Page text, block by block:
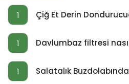
1 Çiğ Et Derin
1 Davlumbaz filtresi
1 Salatalık